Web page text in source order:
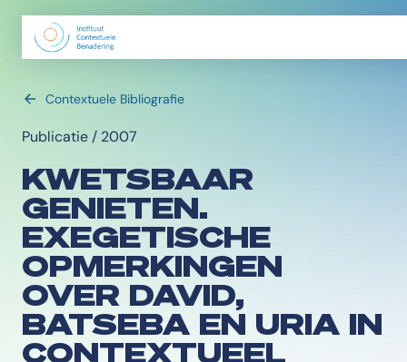
Contextuele Bibliografie
Publicatie / 2007
KWETSBAAR
GENIETEN.
EXEGETISCHE
OPMERKINGEN
OVER DAVID,
BATSEBA EN URIA IN
CONTEXTUEEL